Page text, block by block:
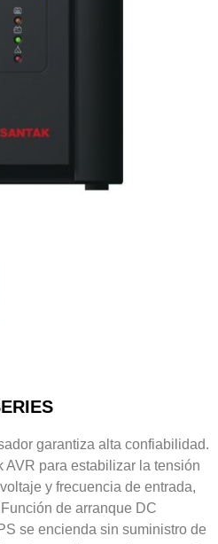
garantiza alta confiabilidad.
AVR para estabilizar la tensión
y frecuencia de entrada,
de arranque DC
se encienda sin suministro de